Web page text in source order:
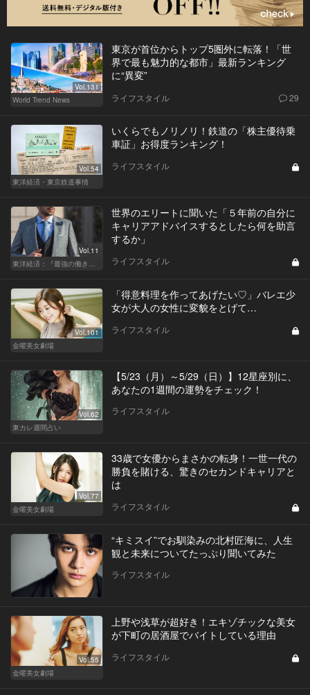
Vol.131
World Trend News
東京が首位からトップ5圏外に転落！「世
界で最も魅力的な都市」最新ランキング
に“異変”
ライフスタイル 29
Vol.54
東洋経済・東京鉄道事情
いくらでもノリノリ！鉄道の「株主優待乗
車証」お得度ランキング！
ライフスタイル
Vol.11
世界のエリートに聞いた「５年前の自分に
キャリアアドバイスするとしたら何を助言
するか」
ライフスタイル
Vol.101
金曜美女劇場
「得意料理を作ってあげたい♡」バレエ少
女が大人の女性に変貌をとげて…
ライフスタイル
Vol.62
東カレ週間占い
【5/23（月）～5/29（日）】12星座別に、
あなたの1週間の運勢をチェック！
ライフスタイル
Vol.77
金曜美女劇場
33歳で女優からまさかの転身！一世一代の
勝負を賭ける、驚きのセカンドキャリアと
は
ライフスタイル
“キミスイ”でお馴染みの北村匠海に、人生
観と未来についてたっぷり聞いてみた
ライフスタイル
Vol.55
金曜美女劇場
上野や浅草が超好き！エキゾチックな美女
が下町の居酒屋でバイトしている理由
ライフスタイル